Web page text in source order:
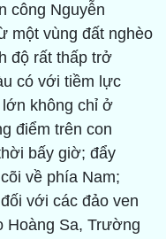
công Nguyễn
một vùng đất nghèo
độ rất thấp trở
có với tiềm lực
không chỉ ở
điểm trên con
bấy giờ; đẩy
về phía Nam;
với các đảo ven
Hoàng Sa, Trường